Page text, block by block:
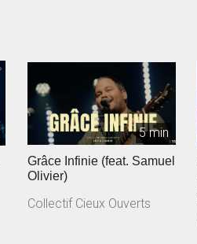
5 min
Grâce Infinie (feat. Samuel
Olivier)
Collectif Cieux Ouverts